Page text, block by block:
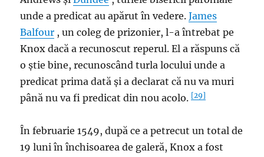
unde a predicat au apărut în vedere.James
Balfour , un coleg de prizonier, l-a întrebat pe
Knox dacă a recunoscut reperul. El a răspuns că
o știe bine, recunoscând turla locului unde a
predicat prima dată și a declarat că nu va muri
până nu va fi predicat din nou acolo.[29]
În februarie 1549, după ce a petrecut un total de
19 luni în închisoarea de galeră, Knox a fost